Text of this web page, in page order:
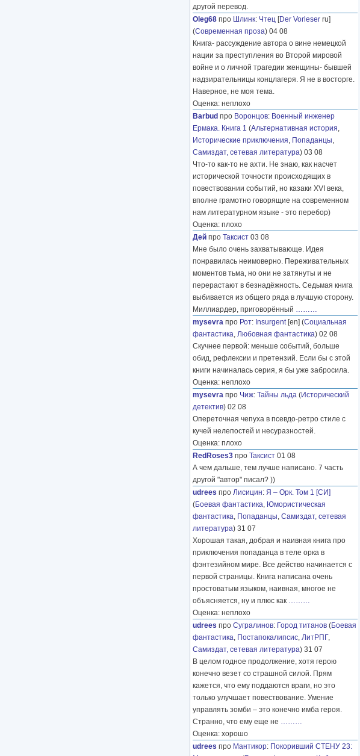
другой перевод.
Oleg68 про Шлинк: Чтец [Der Vorleser ru]
(Современная проза) 04 08
Книга- рассуждение автора о вине немецкой
нации за преступления во Второй мировой
войне и о личной трагедии женщины- бывшей
надзирательницы концлагеря. Я не в восторге.
Наверное, не моя тема.
Оценка: неплохо
Barbud про Воронцов: Военный инженер
Ермака. Книга 1 (Альтернативная история,
Исторические приключения, Попаданцы,
Самиздат, сетевая литература) 03 08
Что-то как-то не ахти. Не знаю, как насчет
исторической точности происходящих в
повествовании событий, но казаки XVI века,
вполне грамотно говорящие на современном
нам литературном языке - это перебор)
Оценка: плохо
Дей про Таксист 03 08
Мне было очень захватывающе. Идея
понравилась неимоверно. Переживательных
моментов тьма, но они не затянуты и не
перерастают в безнадёжность. Седьмая книга
выбивается из общего ряда в лучшую сторону.
Миллиардер, приговорённый ………
mysevra про Рот: Insurgent[en] (Социальная
фантастика, Любовная фантастика) 02 08
Скучнее первой: меньше событий, больше
обид, рефлексии и претензий. Если бы с этой
книги начиналась серия, я бы уже забросила.
Оценка: неплохо
mysevra про Чиж: Тайны льда (Исторический
детектив) 02 08
Опереточная чепуха в псевдо-ретро стиле с
кучей нелепостей и несуразностей.
Оценка: плохо
RedRoses3 про Таксист 01 08
А чем дальше, тем лучше написано. 7 часть
другой "автор" писал? ))
udrees про Лисицин: Я – Орк. Том 1 [СИ]
(Боевая фантастика, Юмористическая
фантастика, Попаданцы, Самиздат, сетевая
литература) 31 07
Хорошая такая, добрая и наивная книга про
приключения попаданца в теле орка в
фэнтезийном мире. Все действо начинается с
первой страницы. Книга написана очень
простоватым языком, наивная, многое не
объясняется, ну и плюс как ………
Оценка: неплохо
udrees про Сугралинов: Город титанов (Боевая
фантастика, Постапокалипсис, ЛитРПГ,
Самиздат, сетевая литература) 31 07
В целом годное продолжение, хотя герою
конечно везет со страшной силой. Прям
кажется, что ему поддаются враги, но это
только улучшает повествование. Умение
управлять зомби – это конечно имба героя.
Странно, что ему еще не ………
Оценка: хорошо
udrees про Мантикор: Покоривший СТЕНУ 23: